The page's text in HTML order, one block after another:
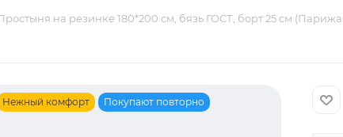
на резинке 180*200 см, бязь ГОСТ, борт 25 см
Нежный комфорт Покупают повторно